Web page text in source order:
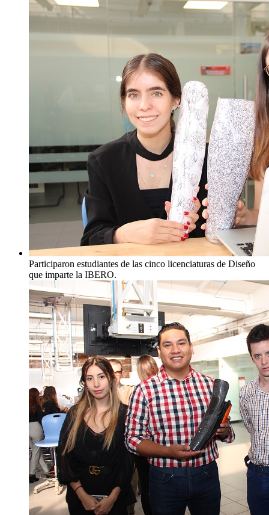
Participaron estudiantes de las cinco licenciaturas de Diseño
que imparte la IBERO.